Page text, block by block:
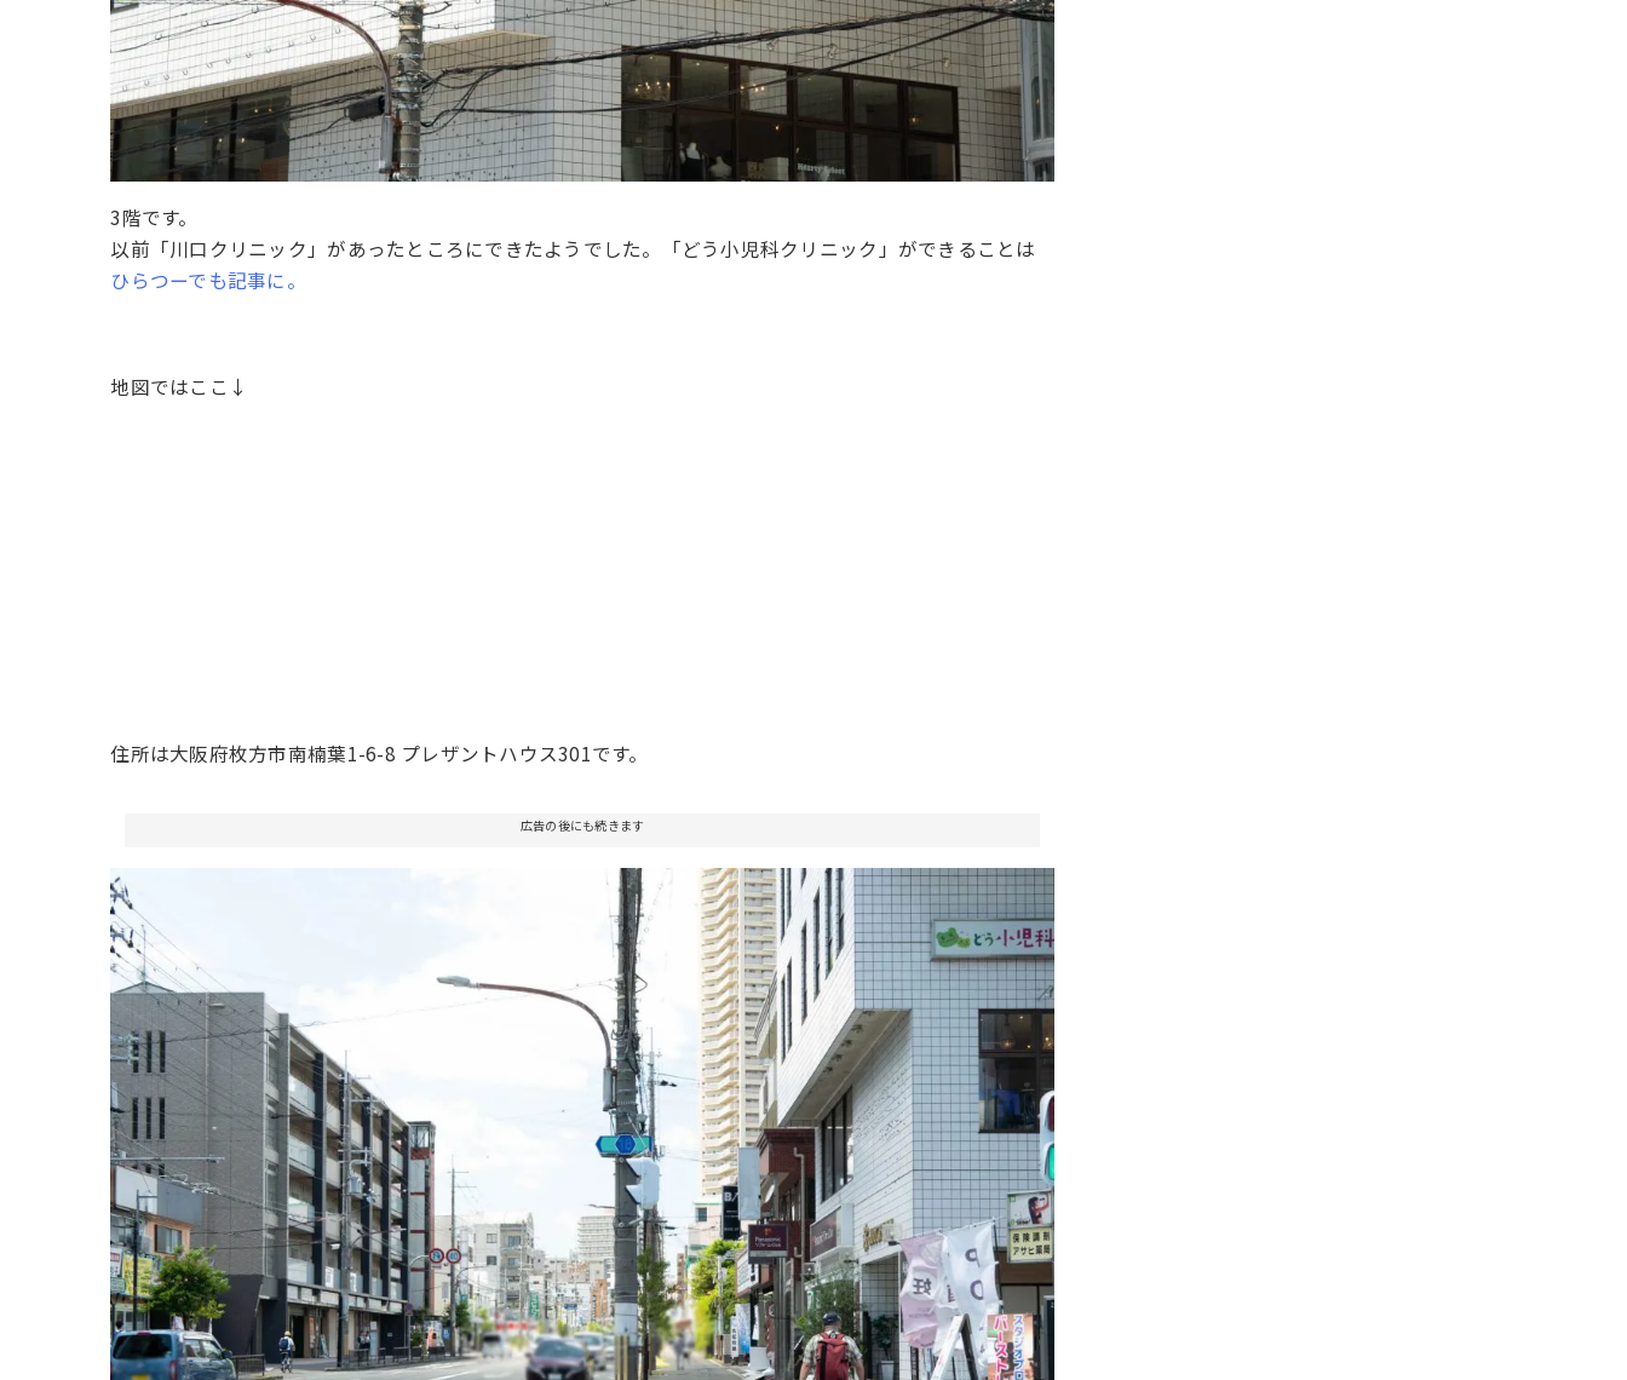
3階です。
以前「川口クリニック」があったところにできたようでした。「どう小児科クリニック」ができることは
ひらつーでも記事に。
地図ではここ↓
住所は大阪府枚方市南楠葉1-6-8 プレザントハウス301です。
広告の後にも続きます